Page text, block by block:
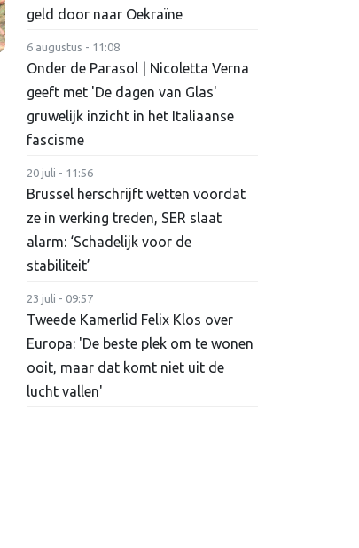
geld door naar Oekraïne
6 augustus - 11:08
Onder de Parasol | Nicoletta Verna
geeft met 'De dagen van Glas'
gruwelijk inzicht in het Italiaanse
fascisme
20 juli - 11:56
Brussel herschrijft wetten voordat
ze in werking treden, SER slaat
alarm: ‘Schadelijk voor de
stabiliteit’
23 juli - 09:57
Tweede Kamerlid Felix Klos over
Europa: 'De beste plek om te wonen
ooit, maar dat komt niet uit de
lucht vallen'